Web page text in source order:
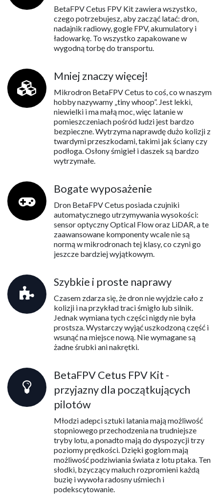
BetaFPV Cetus FPV Kit zawiera wszystko,
czego potrzebujesz, aby zacząć latać: dron,
nadajnik radiowy, gogle FPV, akumulatory i
ładowarkę. To wszystko zapakowane w
wygodną torbę do transportu.
Mniej znaczy więcej!
Mikrodron BetaFPV Cetus to coś, co w naszym
hobby nazywamy „tiny whoop”. Jest lekki,
niewielki i ma małą moc, więc latanie w
pomieszczeniach pośród ludzi jest bardzo
bezpieczne. Wytrzyma naprawdę dużo kolizji z
twardymi przeszkodami, takimi jak ściany czy
podłoga. Osłony śmigieł i daszek są bardzo
wytrzymałe.
Bogate wyposażenie
Dron BetaFPV Cetus posiada czujniki
automatycznego utrzymywania wysokości:
sensor optyczny Optical Flow oraz LiDAR, a te
zaawansowane komponenty wcale nie są
normą w mikrodronach tej klasy, co czyni go
jeszcze bardziej wyjątkowym.
Szybkie i proste naprawy
Czasem zdarza się, że dron nie wyjdzie cało z
kolizji i na przykład traci śmigło lub silnik.
Jednak wymiana tych części nigdy nie była
prostsza. Wystarczy wyjąć uszkodzoną część i
wsunąć na miejsce nową. Nie wymagane są
żadne śrubki ani nakrętki.
BetaFPV Cetus FPV Kit -
przyjazny dla początkujących
pilotów
Młodzi adepci sztuki latania mają możliwość
stopniowego przechodzenia na trudniejsze
tryby lotu, a ponadto mają do dyspozycji trzy
poziomy prędkości. Dzięki goglom mają
możliwość podziwiania świata z lotu ptaka. Ten
słodki, bzyczący maluch rozpromieni każdą
buzię i wywoła radosny uśmiech i
podekscytowanie.